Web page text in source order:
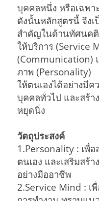
บุคคลหนึ่ง หรือเฉพา
ดังนั้นหลักสูตรนี้ จึง
สำคัญในด้านทัศนคติ
ให้บริการ (Service
(Communication)
ภาพ (Personality)
ให้ตนเองได้อย่างมี
บุคคลทั่วไป และสร้า
หยุดนิ่ง
วัตถุประสงค์
1.Personality : เพื่
ตนเอง และเสริมสร้
อย่างมืออาชีพ
2.Service Mind : เ